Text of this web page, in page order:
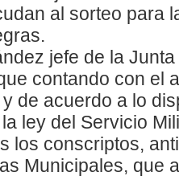
al sorteo para
jefe de la
contando con el
de acuerdo a lo
ley del Servicio
los conscriptos,
Municipales, que